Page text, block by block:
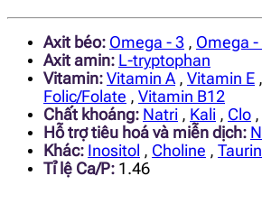
Axit béo: Omega - 3 , Omega -
Axit amin: L-tryptophan
Vitamin: Vitamin A , Vitamin E ,
Folic/Folate , Vitamin B12
Chất khoáng: Natri , Kali , Clo ,
Hỗ trợ tiêu hoá và miễn dịch:
Khác: Inositol , Choline , Taurin
Tỉ lệ Ca/P: 1.46